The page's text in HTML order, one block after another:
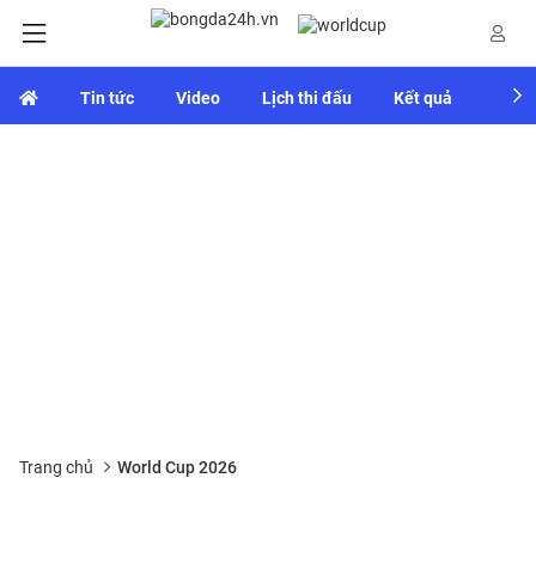
Tin tức Video Lịch thi đấu Kết quả
Trang chủ World Cup 2026